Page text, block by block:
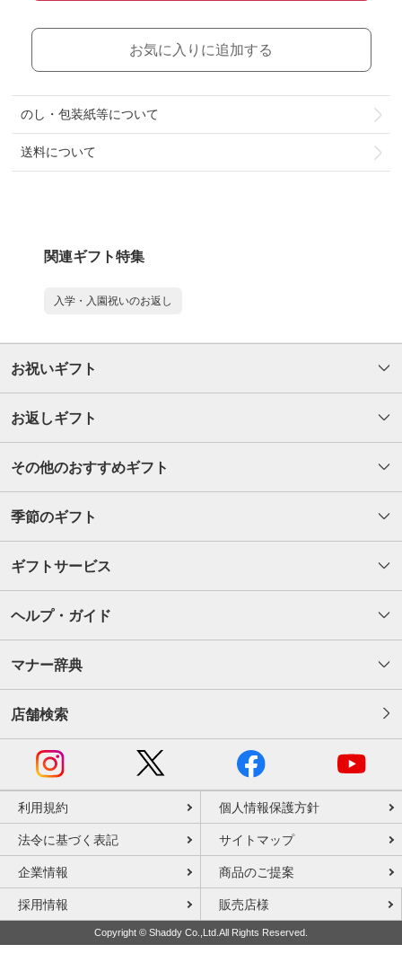
お気に入りに追加する
のし・包装紙等について
送料について
関連ギフト特集
入学・入園祝いのお返し
お祝いギフト
お返しギフト
その他のおすすめギフト
季節のギフト
ギフトサービス
ヘルプ・ガイド
マナー辞典
店舗検索
利用規約 個人情報保護方針
法令に基づく表記 サイトマップ
企業情報 商品のご提案
採用情報 販売店様
Copyright © Shaddy Co.,Ltd.All Rights Reserved.